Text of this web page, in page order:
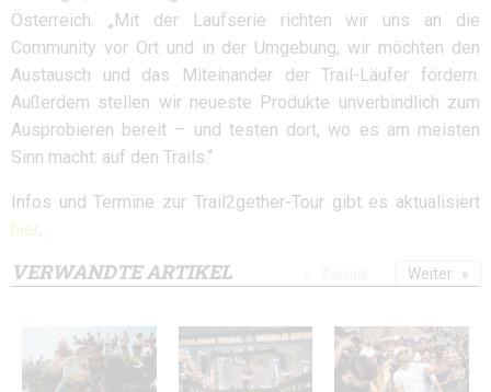
Österreich. „Mit der Laufserie richten wir uns an die
Community vor Ort und in der Umgebung, wir möchten den
Austausch und das Miteinander der Trail-Läufer fördern.
Außerdem stellen wir neueste Produkte unverbindlich zum
Ausprobieren bereit – und testen dort, wo es am meisten
Sinn macht: auf den Trails.“
Infos und Termine zur Trail2gether-Tour gibt es aktualisiert
hier.
VERWANDTE ARTIKEL Weiter